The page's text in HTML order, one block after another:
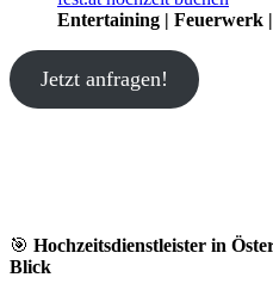
Entertaining | Feuerwerk
Jetzt anfragen!
🎯 Hochzeitsdienstleister in
Blick